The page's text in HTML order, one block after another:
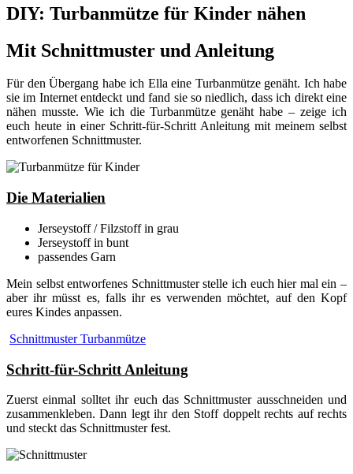
DIY: Turbanmütze für Kinder nähen
Mit Schnittmuster und Anleitung
Für den Übergang habe ich Ella eine Turbanmütze genäht. Ich habe
sie im Internet entdeckt und fand sie so niedlich, dass ich direkt eine
nähen musste. Wie ich die Turbanmütze genäht habe – zeige ich
euch heute in einer Schritt-für-Schritt Anleitung mit meinem selbst
entworfenen Schnittmuster.
Die Materialien
Jerseystoff / Filzstoff in grau
Jerseystoff in bunt
passendes Garn
Mein selbst entworfenes Schnittmuster stelle ich euch hier mal ein –
aber ihr müsst es, falls ihr es verwenden möchtet, auf den Kopf
eures Kindes anpassen.
Schnittmuster Turbanmütze
Schritt-für-Schritt Anleitung
Zuerst einmal solltet ihr euch das Schnittmuster ausschneiden und
zusammenkleben. Dann legt ihr den Stoff doppelt rechts auf rechts
und steckt das Schnittmuster fest.